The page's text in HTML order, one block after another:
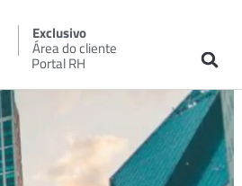
Exclusivo
Área do cliente
Portal RH